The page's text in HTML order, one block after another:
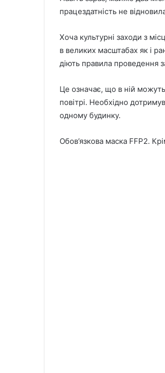
працездатність не
Хоча культурні заходи з
в великих масштабах як і
діють правила проведення
Це означає, що в ній можуть
повітрі. Необхідно
одному будинку.
Обов’язкова маска FFP2.